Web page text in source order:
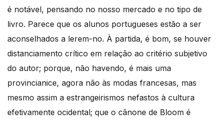
é notável, pensando no nosso mercado e no tipo de
livro. Parece que os alunos portugueses estão a ser
aconselhados a lerem-no. À partida, é bom, se houver
distanciamento crítico em relação ao critério subjetivo
do autor; porque, não havendo, é mais uma
provincianice, agora não às modas francesas, mas
mesmo assim a estrangeirismos nefastos à cultura
efetivamente ocidental; que o cânone de Bloom é